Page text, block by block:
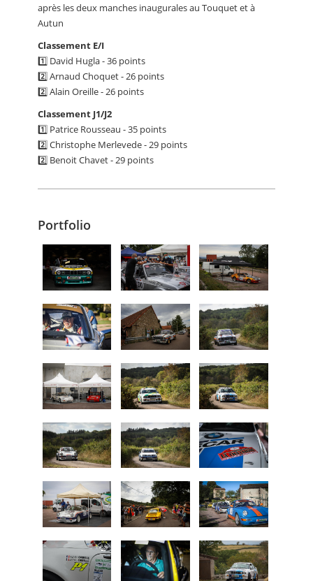
après les deux manches inaugurales au Touquet et à
Autun
Classement E/I
1️⃣ David Hugla - 36 points
2️⃣ Arnaud Choquet - 26 points
2️⃣ Alain Oreille - 26 points
Classement J1/J2
1️⃣ Patrice Rousseau - 35 points
2️⃣ Christophe Merlevede - 29 points
2️⃣ Benoit Chavet - 29 points
Portfolio